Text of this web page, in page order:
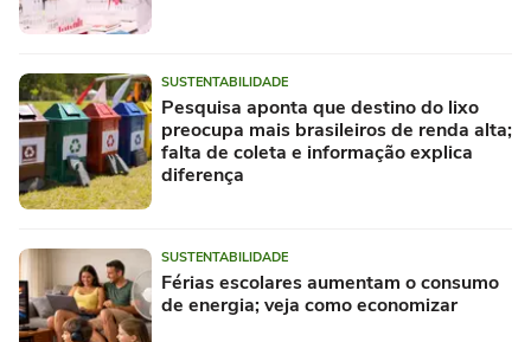
SUSTENTABILIDADE
Pesquisa aponta que destino do lixo
preocupa mais brasileiros de renda alta;
falta de coleta e informação explica
diferença
SUSTENTABILIDADE
Férias escolares aumentam o consumo
de energia; veja como economizar